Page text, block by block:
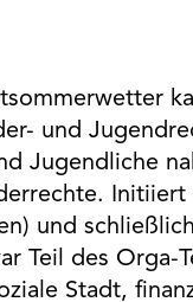
und
Jugendliche
und
Teil des Orga-
Stadt,